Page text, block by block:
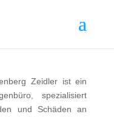
Zeidler ist ein
spezialisiert
und Schäden an